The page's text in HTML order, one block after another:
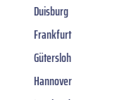
Duisburg
Frankfurt
Gütersloh
Hannover